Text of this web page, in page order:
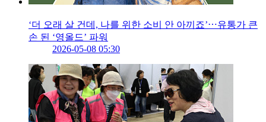
‘더 오래 살 건데, 나를 위한 소비 안 아끼죠’⋯유통가 큰
손 된 ‘영올드’ 파워
2026-05-08 05:30